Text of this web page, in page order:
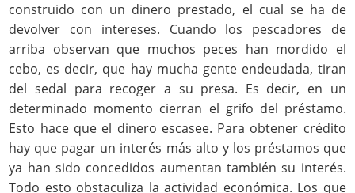
construido con un dinero prestado, el cual se ha de
devolver con intereses. Cuando los pescadores de
arriba observan que muchos peces han mordido el
cebo, es decir, que hay mucha gente endeudada, tiran
del sedal para recoger a su presa. Es decir, en un
determinado momento cierran el grifo del préstamo.
Esto hace que el dinero escasee. Para obtener crédito
hay que pagar un interés más alto y los préstamos que
ya han sido concedidos aumentan también su interés.
Todo esto obstaculiza la actividad económica. Los que